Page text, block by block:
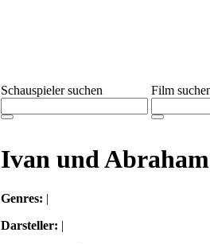
Schauspieler suchen Film
Ivan und Abraham
Genres: |
Darsteller: |